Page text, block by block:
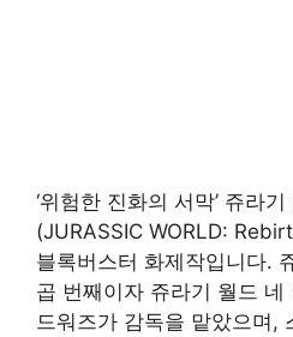
‘위험한 진화의 서막’ 쥬라
(JURASSIC WORLD:
블록버스터 화제작입니다.
곱 번째이자 쥬라기 월드
드워즈가 감독을 맡았으며,